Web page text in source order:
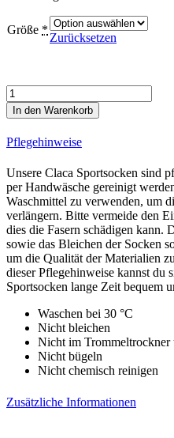
Größe *
Zurücksetzen
Force
White
5er
Pro
Cycling
Socks
Menge
In den Warenkorb
Pflegehinweise
Unsere Claca Sportsocken sind
per Handwäsche gereinigt
Waschmittel zu verwenden, um
verlängern. Bitte vermeide den
dies die Fasern schädigen kann.
sowie das Bleichen der Socken
um die Qualität der Materialien
dieser Pflegehinweise kannst du
Sportsocken lange Zeit bequem
Waschen bei 30 °C
Nicht bleichen
Nicht im Trommeltrockner
Nicht bügeln
Nicht chemisch reinigen
Zusätzliche Informationen